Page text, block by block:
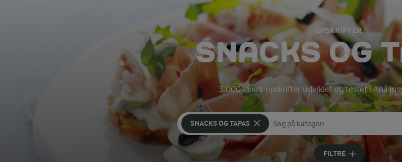
OPSKRIFTER
SNACKS OG
3.000 lækre opskrifter udviklet og testet i Arla
SNACKS OG TAPAS
Søg på kategori
Indtast søgeord for at søge
FILTRE